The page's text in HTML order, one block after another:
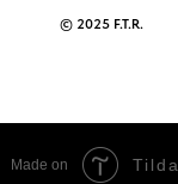
© 2025 F.T.R.
Made on Tilda